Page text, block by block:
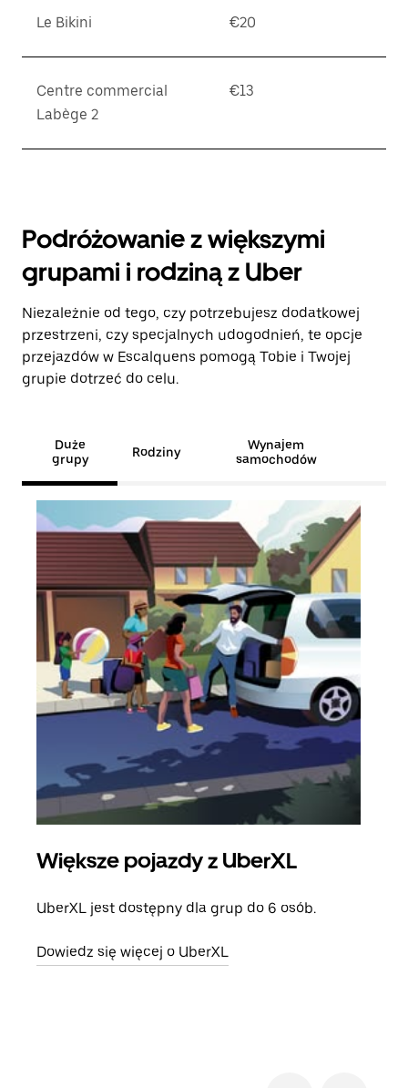
Le Bikini €20
Centre commercial
Labège 2
€13
Podróżowanie z większymi
grupami i rodziną z Uber
Niezależnie od tego, czy potrzebujesz dodatkowej
przestrzeni, czy specjalnych udogodnień, te opcje
przejazdów w Escalquens pomogą Tobie i Twojej
grupie dotrzeć do celu.
Duże
grupy
Rodziny
Wynajem
samochodów
Większe pojazdy z UberXL
UberXL jest dostępny dla grup do 6 osób.
Dowiedz się więcej o UberXL